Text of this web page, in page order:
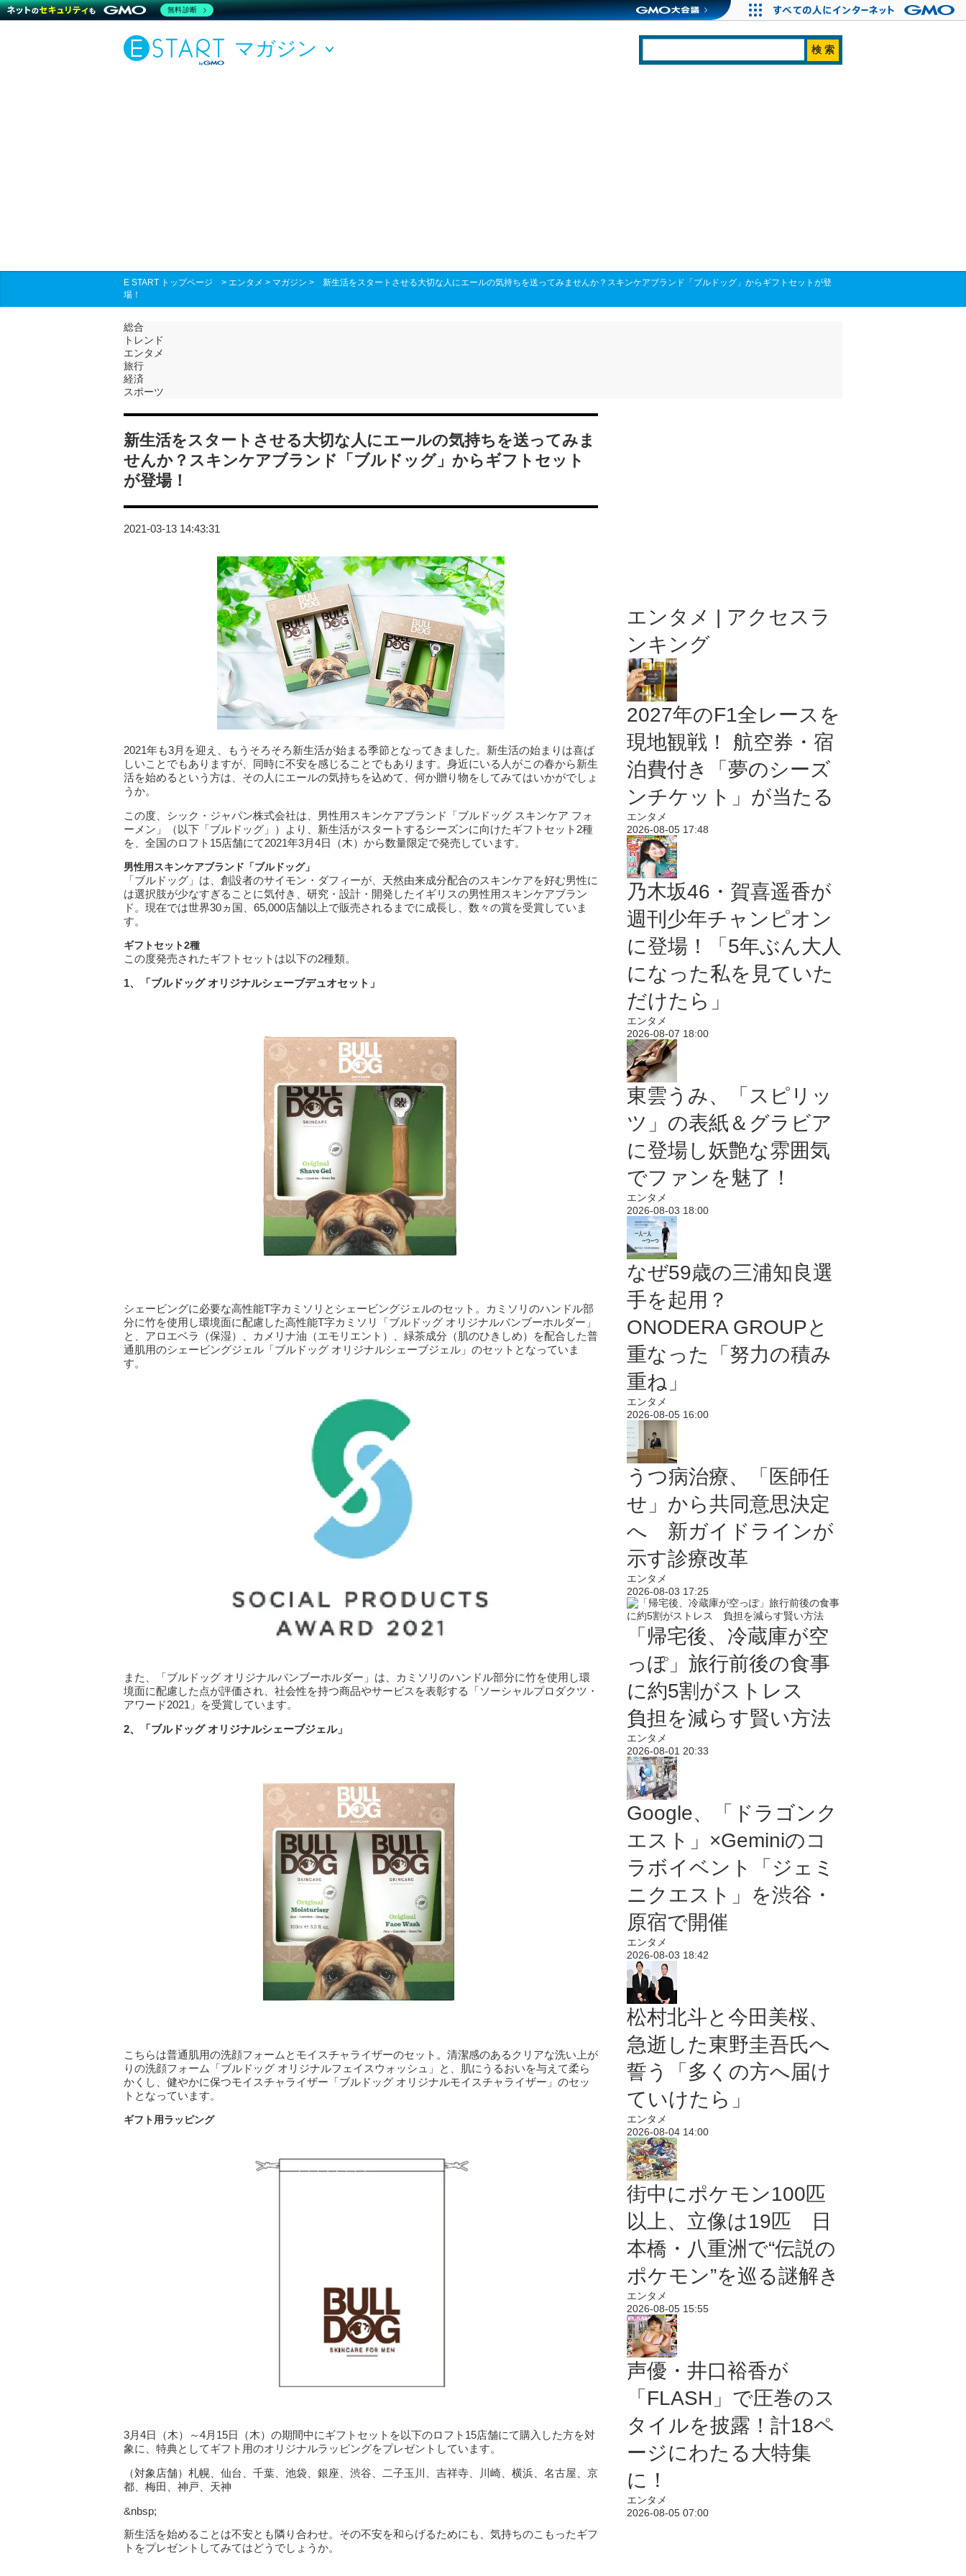
マガジン
E START トップページ > エンタメ > マガジン > 新生活をスタートさせる大切な人にエールの気持ちを送ってみませんか？スキンケアブランド「ブルドッグ」からギフトセットが登
場！
総合
トレンド
エンタメ
旅行
経済
スポーツ
新生活をスタートさせる大切な人にエールの気持ちを送ってみま
せんか？スキンケアブランド「ブルドッグ」からギフトセット
が登場！
2021-03-13 14:43:31
2021年も3月を迎え、もうそろそろ新生活が始まる季節となってきました。新生活の始まりは喜ば
しいことでもありますが、同時に不安を感じることでもあります。身近にいる人がこの春から新生
活を始めるという方は、その人にエールの気持ちを込めて、何か贈り物をしてみてはいかがでしょ
うか。
この度、シック・ジャパン株式会社は、男性用スキンケアブランド「ブルドッグ スキンケア フォ
ーメン」（以下「ブルドッグ」）より、新生活がスタートするシーズンに向けたギフトセット2種
を、全国のロフト15店舗にて2021年3月4日（木）から数量限定で発売しています。
男性用スキンケアブランド「ブルドッグ」
「ブルドッグ」は、創設者のサイモン・ダフィーが、天然由来成分配合のスキンケアを好む男性に
は選択肢が少なすぎることに気付き、研究・設計・開発したイギリスの男性用スキンケアブラン
ド。現在では世界30ヵ国、65,000店舗以上で販売されるまでに成長し、数々の賞を受賞していま
す。
ギフトセット2種
この度発売されたギフトセットは以下の2種類。
1、「ブルドッグオリジナルシェーブデュオセット」
シェービングに必要な高性能T字カミソリとシェービングジェルのセット。カミソリのハンドル部
分に竹を使用し環境面に配慮した高性能T字カミソリ「ブルドッグ オリジナルバンブーホルダー」
と、アロエベラ（保湿）、カメリナ油（エモリエント）、緑茶成分（肌のひきしめ）を配合した普
通肌用のシェービングジェル「ブルドッグ オリジナルシェーブジェル」のセットとなっていま
す。
また、「ブルドッグ オリジナルバンブーホルダー」は、カミソリのハンドル部分に竹を使用し環
境面に配慮した点が評価され、社会性を持つ商品やサービスを表彰する「ソーシャルプロダクツ・
アワード2021」を受賞しています。
2、「ブルドッグオリジナルシェーブジェル」
こちらは普通肌用の洗顔フォームとモイスチャライザーのセット。清潔感のあるクリアな洗い上が
りの洗顔フォーム「ブルドッグ オリジナルフェイスウォッシュ」と、肌にうるおいを与えて柔ら
かくし、健やかに保つモイスチャライザー「ブルドッグ オリジナルモイスチャライザー」のセッ
トとなっています。
ギフト用ラッピング
3月4日（木）～4月15日（木）の期間中にギフトセットを以下のロフト15店舗にて購入した方を対
象に、特典としてギフト用のオリジナルラッピングをプレゼントしています。
（対象店舗）札幌、仙台、千葉、池袋、銀座、渋谷、二子玉川、吉祥寺、川崎、横浜、名古屋、京
都、梅田、神戸、天神
&nbsp;
新生活を始めることは不安とも隣り合わせ。その不安を和らげるためにも、気持ちのこもったギフ
トをプレゼントしてみてはどうでしょうか。
エンタメ | アクセスラ
ンキング
2027年のF1全レースを
現地観戦！ 航空券・宿
泊費付き「夢のシーズ
ンチケット」が当たる
エンタメ
2026-08-05 17:48
乃木坂46・賀喜遥香が
週刊少年チャンピオン
に登場！「5年ぶん大人
になった私を見ていた
だけたら」
エンタメ
2026-08-07 18:00
東雲うみ、「スピリッ
ツ」の表紙＆グラビア
に登場し妖艶な雰囲気
でファンを魅了！
エンタメ
2026-08-03 18:00
なぜ59歳の三浦知良選
手を起用？
ONODERA GROUPと
重なった「努力の積み
重ね」
エンタメ
2026-08-05 16:00
うつ病治療、「医師任
せ」から共同意思決定
へ 新ガイドラインが
示す診療改革
エンタメ
2026-08-03 17:25
「帰宅後、冷蔵庫が空
っぽ」旅行前後の食事
に約5割がストレス
負担を減らす賢い方法
エンタメ
2026-08-01 20:33
Google、「ドラゴンク
エスト」×Geminiのコ
ラボイベント「ジェミ
ニクエスト」を渋谷・
原宿で開催
エンタメ
2026-08-03 18:42
松村北斗と今田美桜、
急逝した東野圭吾氏へ
誓う「多くの方へ届け
ていけたら」
エンタメ
2026-08-04 14:00
街中にポケモン100匹
以上、立像は19匹 日
本橋・八重洲で“伝説の
ポケモン”を巡る謎解き
エンタメ
2026-08-05 15:55
声優・井口裕香が
「FLASH」で圧巻のス
タイルを披露！計18ペ
ージにわたる大特集
に！
エンタメ
2026-08-05 07:00
無料診断